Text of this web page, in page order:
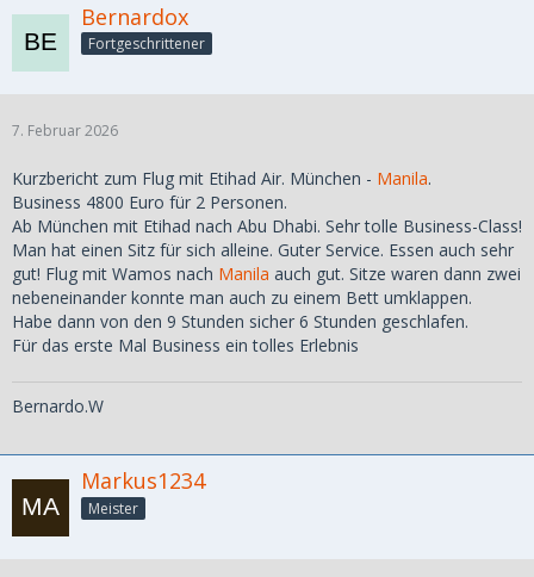
Bernardox
Fortgeschrittener
7. Februar 2026
Kurzbericht zum Flug mit Etihad Air. München - Manila.
Business 4800 Euro für 2 Personen.
Ab München mit Etihad nach Abu Dhabi. Sehr tolle Business-Class!
Man hat einen Sitz für sich alleine. Guter Service. Essen auch sehr
gut! Flug mit Wamos nach Manila auch gut. Sitze waren dann zwei
nebeneinander konnte man auch zu einem Bett umklappen.
Habe dann von den 9 Stunden sicher 6 Stunden geschlafen.
Für das erste Mal Business ein tolles Erlebnis
Bernardo.W
Markus1234
Meister